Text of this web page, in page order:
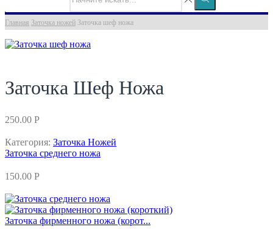
Главная Заточка ножей Заточка шеф ножа
Заточка Шеф Ножа
250.00 Р
Категория: Заточка Ножей
Заточка среднего ножа
150.00 Р
Заточка фирменного ножа (корот...